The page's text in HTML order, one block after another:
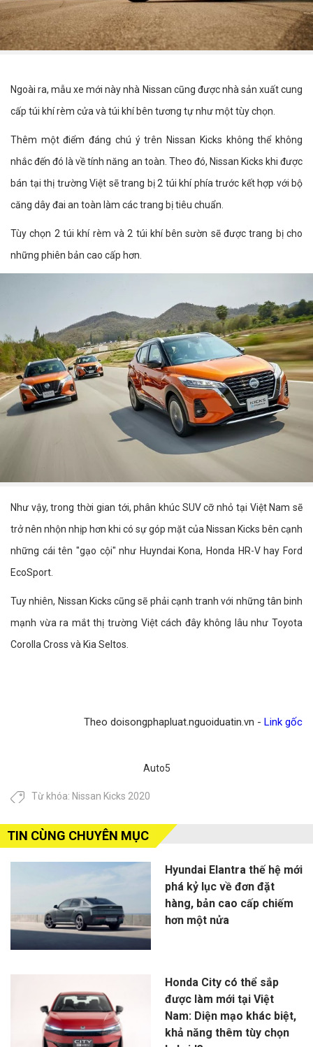
Ngoài ra, mẫu xe mới này nhà Nissan cũng được nhà sản xuất cung
cấp túi khí rèm cửa và túi khí bên tương tự như một tùy chọn.
Thêm một điểm đáng chú ý trên Nissan Kicks không thể không
nhắc đến đó là về tính năng an toàn. Theo đó, Nissan Kicks khi được
bán tại thị trường Việt sẽ trang bị 2 túi khí phía trước kết hợp với bộ
căng dây đai an toàn làm các trang bị tiêu chuẩn.
Tùy chọn 2 túi khí rèm và 2 túi khí bên sườn sẽ được trang bị cho
những phiên bản cao cấp hơn.
Như vậy, trong thời gian tới, phân khúc SUV cỡ nhỏ tại Việt Nam sẽ
trở nên nhộn nhịp hơn khi có sự góp mặt của Nissan Kicks bên cạnh
những cái tên "gạo cội" như Huyndai Kona, Honda HR-V hay Ford
EcoSport.
Tuy nhiên, Nissan Kicks cũng sẽ phải cạnh tranh với những tân binh
mạnh vừa ra mắt thị trường Việt cách đây không lâu như Toyota
Corolla Cross và Kia Seltos.
Theo doisongphapluat.nguoiduatin.vn - Link gốc
Auto5
Từ khóa: Nissan Kicks 2020
TIN CÙNG CHUYÊN MỤC
Hyundai Elantra thế hệ mới
phá kỷ lục về đơn đặt
hàng, bản cao cấp chiếm
hơn một nửa
Honda City có thể sắp
được làm mới tại Việt
Nam: Diện mạo khác biệt,
khả năng thêm tùy chọn